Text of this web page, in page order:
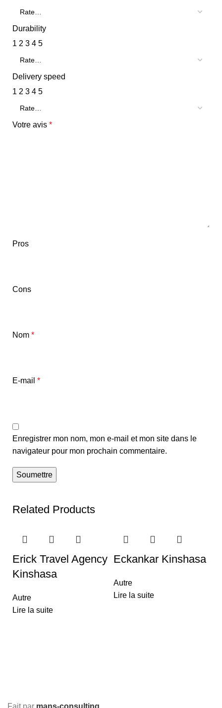
Durability
1 2 3 4 5
Delivery speed
1 2 3 4 5
Votre avis *
Pros
Cons
Nom *
E-mail *
Enregistrer mon nom, mon e-mail et mon site dans le
navigateur pour mon prochain commentaire.
Related Products
Erick Travel Agency
Kinshasa
Autre
Lire la suite
Eckankar Kinshasa
Autre
Lire la suite
Fait par mans-consulting